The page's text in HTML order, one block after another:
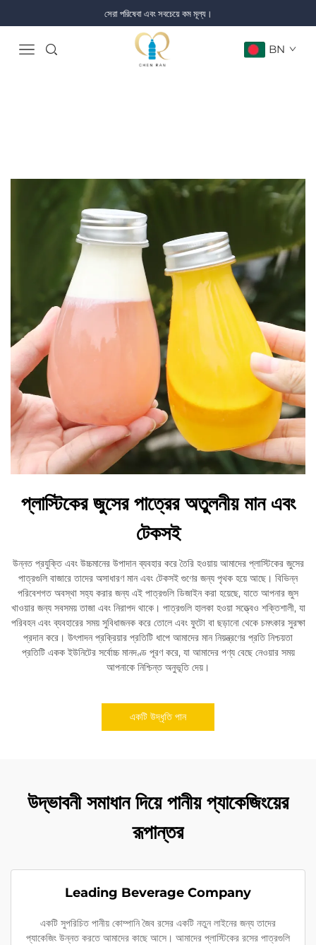
সেরা পরিষেবা এবং সবচেয়ে কম মূল্য।
BN
প্লাস্টিকের জুসের পাত্রের অতুলনীয় মান এবং
টেকসই
উন্নত প্রযুক্তি এবং উচ্চমানের উপাদান ব্যবহার করে তৈরি হওয়ায় আমাদের প্লাস্টিকের জুসের
পাত্রগুলি বাজারে তাদের অসাধারণ মান এবং টেকসই গুণের জন্য পৃথক হয়ে আছে। বিভিন্ন
পরিবেশগত অবস্থা সহ্য করার জন্য এই পাত্রগুলি ডিজাইন করা হয়েছে, যাতে আপনার জুস
খাওয়ার জন্য সবসময় তাজা এবং নিরাপদ থাকে। পাত্রগুলি হালকা হওয়া সত্ত্বেও শক্তিশালী, যা
পরিবহন এবং ব্যবহারের সময় সুবিধাজনক করে তোলে এবং ফুটো বা ছড়ানো থেকে চমৎকার সুরক্ষা
প্রদান করে। উৎপাদন প্রক্রিয়ার প্রতিটি ধাপে আমাদের মান নিয়ন্ত্রণের প্রতি নিশ্চয়তা
প্রতিটি একক ইউনিটের সর্বোচ্চ মানদণ্ড পূরণ করে, যা আমাদের পণ্য বেছে নেওয়ার সময়
আপনাকে নিশ্চিন্ত অনুভূতি দেয়।
একটি উদ্ধৃতি পান
উদ্ভাবনী সমাধান দিয়ে পানীয় প্যাকেজিংয়ের
রূপান্তর
Leading Beverage Company
একটি সুপরিচিত পানীয় কোম্পানি জৈব রসের একটি নতুন লাইনের জন্য তাদের
প্যাকেজিং উন্নত করতে আমাদের কাছে আসে। আমাদের প্লাস্টিকের রসের পাত্রগুলি